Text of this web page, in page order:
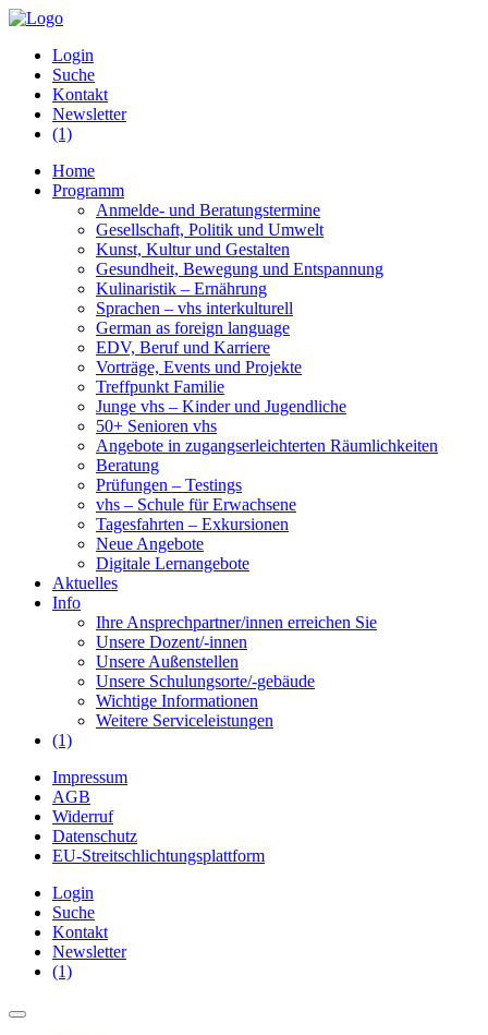
Login
Suche
Kontakt
Newsletter
(1)
Home
Programm
Anmelde- und Beratungstermine
Gesellschaft, Politik und Umwelt
Kunst, Kultur und Gestalten
Gesundheit, Bewegung und Entspannung
Kulinaristik – Ernährung
Sprachen – vhs interkulturell
German as foreign language
EDV, Beruf und Karriere
Vorträge, Events und Projekte
Treffpunkt Familie
Junge vhs – Kinder und Jugendliche
50+ Senioren vhs
Angebote in zugangserleichterten Räumlichkeiten
Beratung
Prüfungen – Testings
vhs – Schule für Erwachsene
Tagesfahrten – Exkursionen
Neue Angebote
Digitale Lernangebote
Aktuelles
Info
Ihre Ansprechpartner/innen erreichen Sie
Unsere Dozent/-innen
Unsere Außenstellen
Unsere Schulungsorte/-gebäude
Wichtige Informationen
Weitere Serviceleistungen
(1)
Impressum
AGB
Widerruf
Datenschutz
EU-Streitschlichtungsplattform
Login
Suche
Kontakt
Newsletter
(1)